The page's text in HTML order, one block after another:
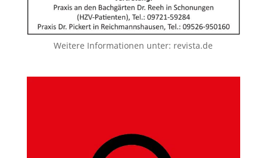
Weitere Informationen unter: revista.de